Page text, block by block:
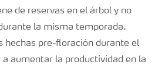
de reservas en el árbol y no
la misma temporada.
hechas pre-floración durante el
a aumentar la productividad en la